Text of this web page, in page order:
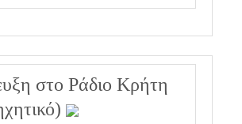
στο Ράδιο Κρήτη